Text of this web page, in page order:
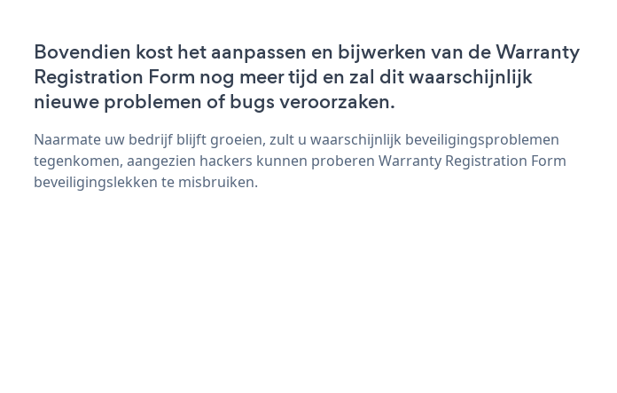
Bovendien kost het aanpassen en bijwerken van de Warranty
Registration Form nog meer tijd en zal dit waarschijnlijk
nieuwe problemen of bugs veroorzaken.
Naarmate uw bedrijf blijft groeien, zult u waarschijnlijk beveiligingsproblemen
tegenkomen, aangezien hackers kunnen proberen Warranty Registration Form
beveiligingslekken te misbruiken.